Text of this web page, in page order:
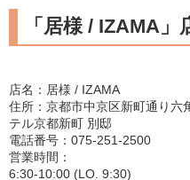
「居様 / IZAMA」
店名：居様 / IZAMA
住所：京都市中京区新町通り六
テル京都新町 別邸
電話番号：075-251-2500
営業時間：
6:30-10:00 (LO. 9:30)